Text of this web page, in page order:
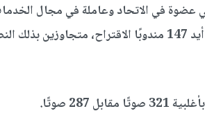
كارونوس، وهي عضوة في الاتحاد وعاملة في مجال
القانونية من نيويورك، اقتراحًا لسحب التعديل من اللجنة. وقد أيد 147 مندوبًا الاقتراح،